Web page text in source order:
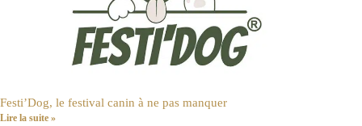
Festi’Dog, le festival canin à ne pas manquer
Lire la suite »